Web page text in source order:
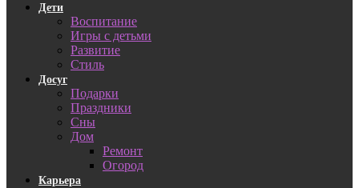
Дети
Воспитание
Игры с детьми
Развитие
Стиль
Досуг
Подарки
Праздники
Сны
Дом
Ремонт
Огород
Карьера